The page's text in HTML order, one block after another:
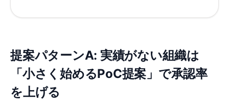
提案パターンA: 実績がない組織は
「小さく始めるPoC提案」で承認率
を上げる